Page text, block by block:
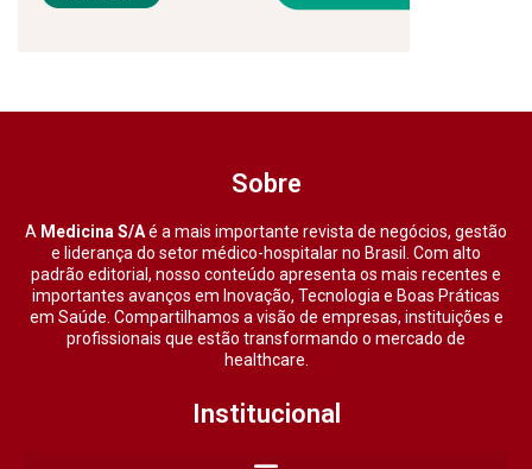
Sobre
A Medicina S/Aé a mais importante revista de negócios, gestão
e liderança do setor médico-hospitalar no Brasil. Com alto
padrão editorial, nosso conteúdo apresenta os mais recentes e
importantes avanços em Inovação, Tecnologia e Boas Práticas
em Saúde. Compartilhamos a visão de empresas, instituições e
profissionais que estão transformando o mercado de
healthcare.
Institucional